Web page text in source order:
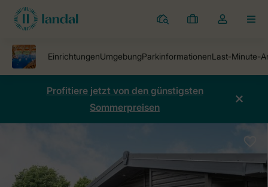
Ferienparks
Meine
Dropdown-
öffnen
Profitiere jetzt von den günstigsten
Sommerpreisen